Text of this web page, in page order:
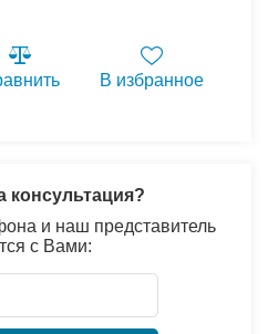
В избранное
консультация?
и наш представитель
с Вами: